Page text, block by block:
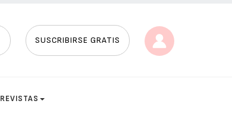
SUSCRIBIRSE GRATIS
REVISTAS